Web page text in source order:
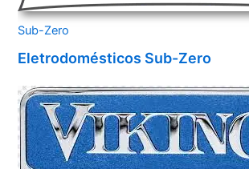
Sub-Zero
Eletrodomésticos Sub-Zero